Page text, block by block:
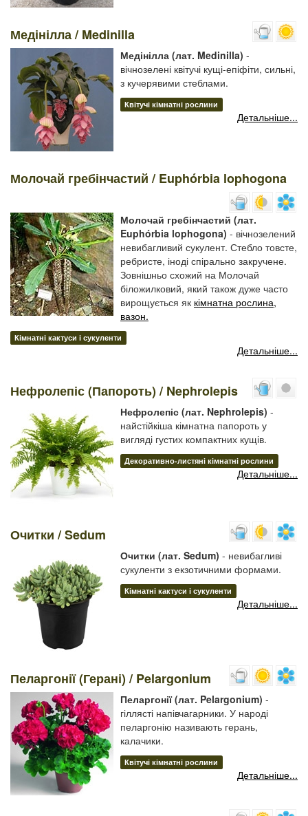
Медінілла / Medinilla
Медінілла (лат. Medinilla) -
вічнозелені квітучі кущі-епіфіти, сильні,
з кучерявими стеблами.
Квітучі кімнатні рослини
Детальніше...
Молочай гребінчастий / Euphórbia lophogona
Молочай гребінчастий (лат.
Euphórbia lophogona) - вічнозелений
невибагливий сукулент. Стебло товсте,
ребристе, іноді спірально закручене.
Зовнішньо схожий на Молочай
біложилковий, який також дуже часто
вирощується як кімнатна рослина,
вазон.
Кімнатні кактуси і сукуленти
Детальніше...
Нефролепіс (Папороть) / Nephrolepis
Нефролепіс (лат. Nephrolepis) -
найстійкіша кімнатна папороть у
вигляді густих компактних кущів.
Декоративно-листяні кімнатні рослини
Детальніше...
Очитки / Sedum
Очитки (лат. Sedum) - невибагливі
сукуленти з екзотичними формами.
Кімнатні кактуси і сукуленти
Детальніше...
Пеларгонії (Герані) / Pelargonium
Пеларгонії (лат. Pelargonium) -
гіллясті напівчагарники. У народі
пеларгонію називають герань,
калачики.
Квітучі кімнатні рослини
Детальніше...